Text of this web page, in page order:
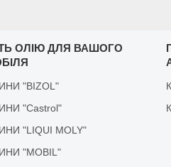
ОЛІЮ ДЛЯ ВАШОГО
"BIZOL"
"Castrol"
"LIQUI MOLY"
"MOBIL"